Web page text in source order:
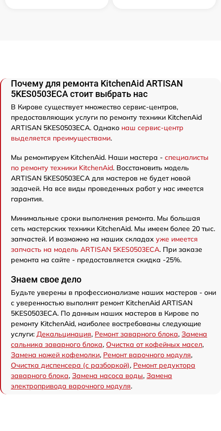
Почему для ремонта KitchenAid ARTISAN
5KES0503ECA стоит выбрать нас
В Кирове существует множество сервис-центров,
предоставляющих услуги по ремонту техники KitchenAid
ARTISAN 5KES0503ECA. Однако наш сервис-центр
выделяется преимуществами.
Мы ремонтируем KitchenAid. Наши мастера - специалисты
по ремонту техники KitchenAid. Восстановить модель
ARTISAN 5KES0503ECA для мастеров не будет новой
задачей. На все виды проведенных работ у нас имеется
гарантия.
Минимальные сроки выполнения ремонта. Мы большая
сеть мастерских техники KitchenAid. Мы имеем более 20 тыс.
запчастей. И возможно на наших складах уже имеется
запчасть на модель ARTISAN 5KES0503ECA. При заказе
ремонта на сайте - предоставляется скидка -25%.
Знаем свое дело
Будьте уверены в профессионализме наших мастеров - они
с уверенностью выполнят ремонт KitchenAid ARTISAN
5KES0503ECA. По данным наших мастеров в Кирове по
ремонту KitchenAid, наиболее востребованы следующие
услуги: Декальцинация, Ремонт заварного блока, Замена
сальника заварного блока, Очистка от кофейных масел,
Замена ножей кофемолки, Ремонт варочного модуля,
Очистка диспенсера (с разборкой), Ремонт редуктора
заварного блока, Замена насоса воды, Замена
электропривода варочного модуля.